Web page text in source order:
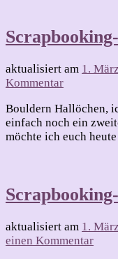
aktualisiert am 1.
Kommentarzu
Layout
2026
–
Bouldern Hallöchen,
einfach noch ein
möchte ich euch
aktualisiert am 1.
einen Kommentarzu